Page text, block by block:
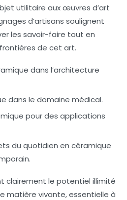
utilitaire aux œuvres d’art
d’artisans soulignent
les savoir-faire tout en
de cet art.
dans l’architecture
dans le domaine médical.
pour des applications
du quotidien en céramique
clairement le potentiel illimité
matière vivante, essentielle à